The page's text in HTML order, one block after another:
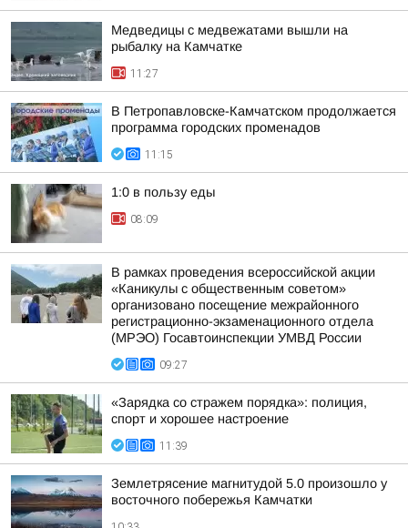
Медведицы с медвежатами вышли на
рыбалку на Камчатке
11:27
В Петропавловске-Камчатском продолжается
программа городских променадов
11:15
1:0 в пользу еды
08:09
В рамках проведения всероссийской акции
«Каникулы с общественным советом»
организовано посещение межрайонного
регистрационно-экзаменационного отдела
(МРЭО) Госавтоинспекции УМВД России
09:27
«Зарядка со стражем порядка»: полиция,
спорт и хорошее настроение
11:39
Землетрясение магнитудой 5.0 произошло у
восточного побережья Камчатки